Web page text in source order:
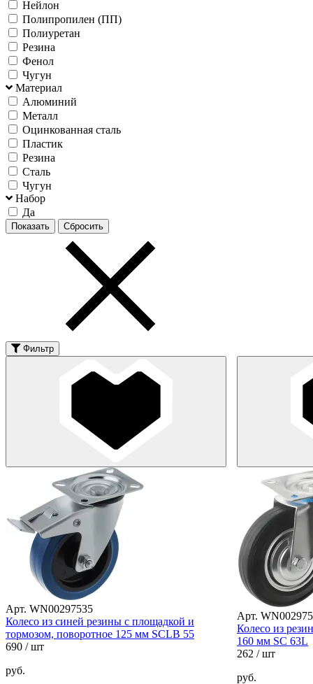
Нейлон
Полипропилен (ПП)
Полиуретан
Резина
Фенол
Чугун
Материал
Алюминий
Металл
Оцинкованная сталь
Пластик
Резина
Сталь
Чугун
Набор
Да
Фильтр
Арт. WN00297535
Колесо из синей резины с площадкой и
тормозом, поворотное 125 мм SCLB 55
690 / шт
руб.
Арт.
Колесо из
160 мм SC 63L
262 / шт
руб.